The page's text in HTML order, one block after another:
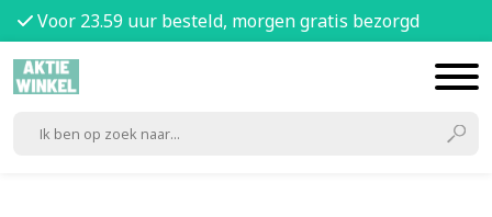
Voor 23.59 uur besteld, morgen gratis bezorgd